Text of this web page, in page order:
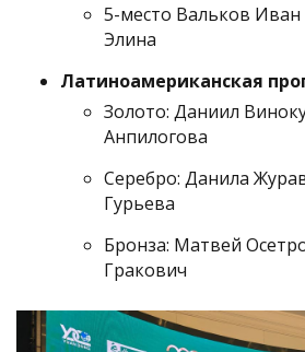
5-место Вальков
Элина
Латиноамериканская
Золото: Даниил
Анпилогова
Серебро: Данила
Гурьева
Бронза: Матвей
Гракович